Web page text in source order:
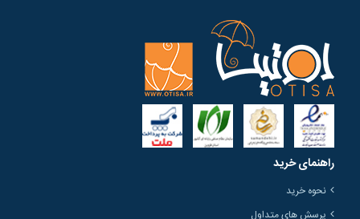
راهنمای خرید
نحوه خرید
پرسش های متداول